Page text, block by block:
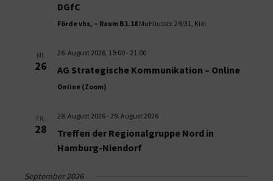
DGfC
Förde vhs, – Raum B1.18 Muhliusstr. 29/31, Kiel
MI.
26
26. August 2026, 19:00- 21:00
AG Strategische Kommunikation – Online
Online (Zoom)
FR.
28
28. August 2026- 29. August 2026
Treffen der Regionalgruppe Nord in
Hamburg-Niendorf
September 2026